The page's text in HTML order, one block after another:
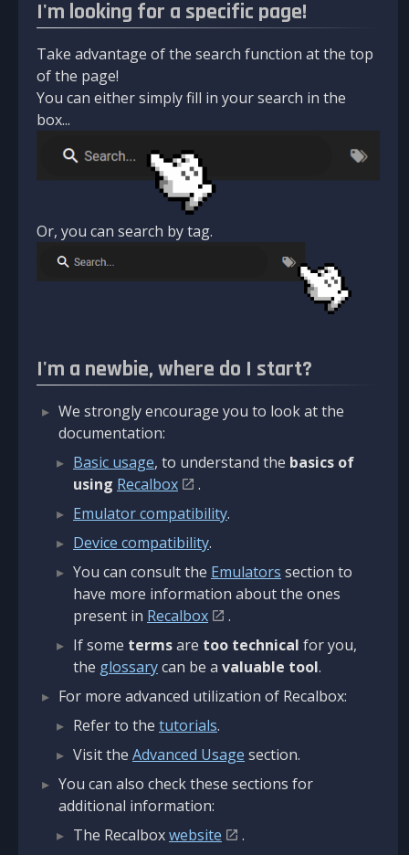
I'm looking for a specific page!
Take advantage of the search function at the top
of the page!
You can either simply fill in your search in the
box...
Or, you can search by tag.
I'm a newbie, where do I start?
We strongly encourage you to look at the
documentation:
Basic usage, to understand the basics of
using Recalbox
.
Emulator compatibility.
Device compatibility.
You can consult the Emulators section to
have more information about the ones
present in Recalbox
.
If some termsare too technical for you,
the glossarycan be a valuable tool.
For more advanced utilization of Recalbox:
Refer to the tutorials.
Visit the Advanced Usage section.
You can also check these sections for
additional information:
The Recalboxwebsite
.